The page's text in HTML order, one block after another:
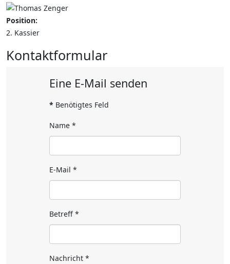
Position:
2. Kassier
Kontaktformular
Eine E-Mail senden
* Benötigtes Feld
Name *
E-Mail *
Betreff *
Nachricht *